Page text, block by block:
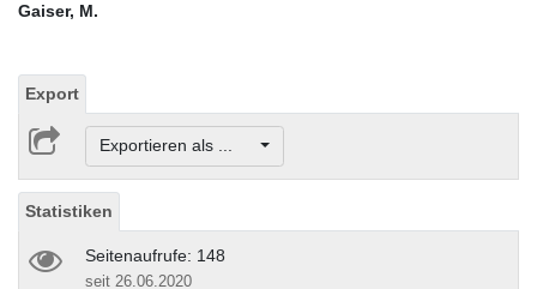
Gaiser, M.
Export
Exportieren als ...
Statistiken
Seitenaufrufe: 148
seit 26.06.2020